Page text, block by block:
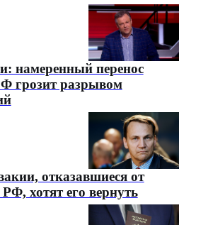
перенос
грозит разрывом
отказавшиеся от
хотят его вернуть